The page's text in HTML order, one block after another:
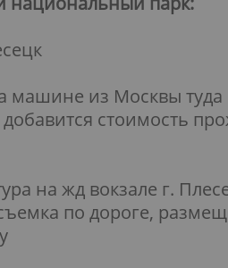
из Москвы туда
стоимость
на жд вокзале г.
по дороге,